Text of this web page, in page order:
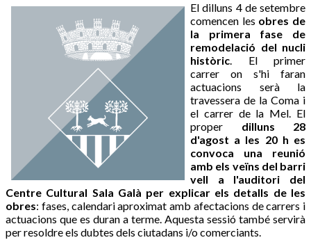
El dilluns 4 de setembre
comencen les obres de
la primera fase de
remodelació del nucli
històric. El primer
carrer on s'hi faran
actuacions serà la
travessera de la Coma i
el carrer de la Mel. El
proper dilluns 28
d'agost a les 20 h es
convoca una reunió
amb els veïns del barri
vell a l'auditori del
Centre Cultural Sala Galà per explicar els detalls de les
obres: fases, calendari aproximat amb afectacions de carrers i
actuacions que es duran a terme. Aquesta sessió també servirà
per resoldre els dubtes dels ciutadans i/o comerciants.